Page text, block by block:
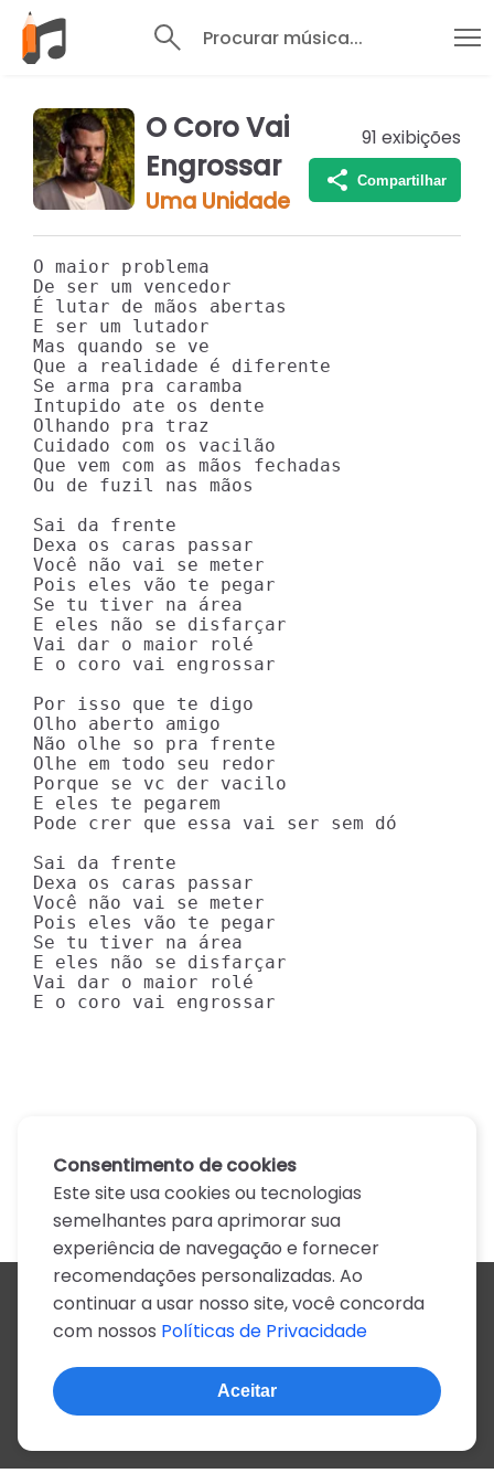
Procurar música...
O Coro Vai
Engrossar
Uma Unidade
91 exibições
Compartilhar
O maior problema
De ser um vencedor
É lutar de mãos abertas
E ser um lutador
Mas quando se ve
Que a realidade é diferente
Se arma pra caramba
Intupido ate os dente
Olhando pra traz
Cuidado com os vacilão
Que vem com as mãos fechadas
Ou de fuzil nas mãos
Sai da frente
Dexa os caras passar
Você não vai se meter
Pois eles vão te pegar
Se tu tiver na área
E eles não se disfarçar
Vai dar o maior rolé
E o coro vai engrossar
Por isso que te digo
Olho aberto amigo
Não olhe so pra frente
Olhe em todo seu redor
Porque se vc der vacilo
E eles te pegarem
Pode crer que essa vai ser sem dó
Sai da frente
Dexa os caras passar
Você não vai se meter
Pois eles vão te pegar
Se tu tiver na área
E eles não se disfarçar
Vai dar o maior rolé
E o coro vai engrossar
Todos os artistas
A
B C D E F G H I J
N
O P Q R S T U V W X
Z
0-9
© 2022, mais de 2 milhões de cifras e letras
Consentimento de cookies
Este site usa cookies ou tecnologias
semelhantes para aprimorar sua
experiência de navegação e fornecer
recomendações personalizadas. Ao
continuar a usar nosso site, você concorda
com nossos Políticas de Privacidade
Aceitar